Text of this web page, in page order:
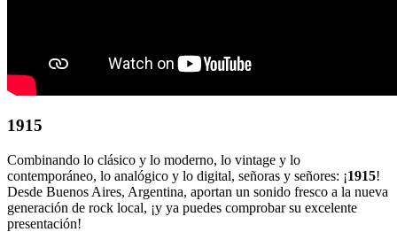
1915
Combinando lo clásico y lo moderno, lo vintage y lo
contemporáneo, lo analógico y lo digital, señoras y señores: ¡1915!
Desde Buenos Aires, Argentina, aportan un sonido fresco a la nueva
generación de rock local, ¡y ya puedes comprobar su excelente
presentación!